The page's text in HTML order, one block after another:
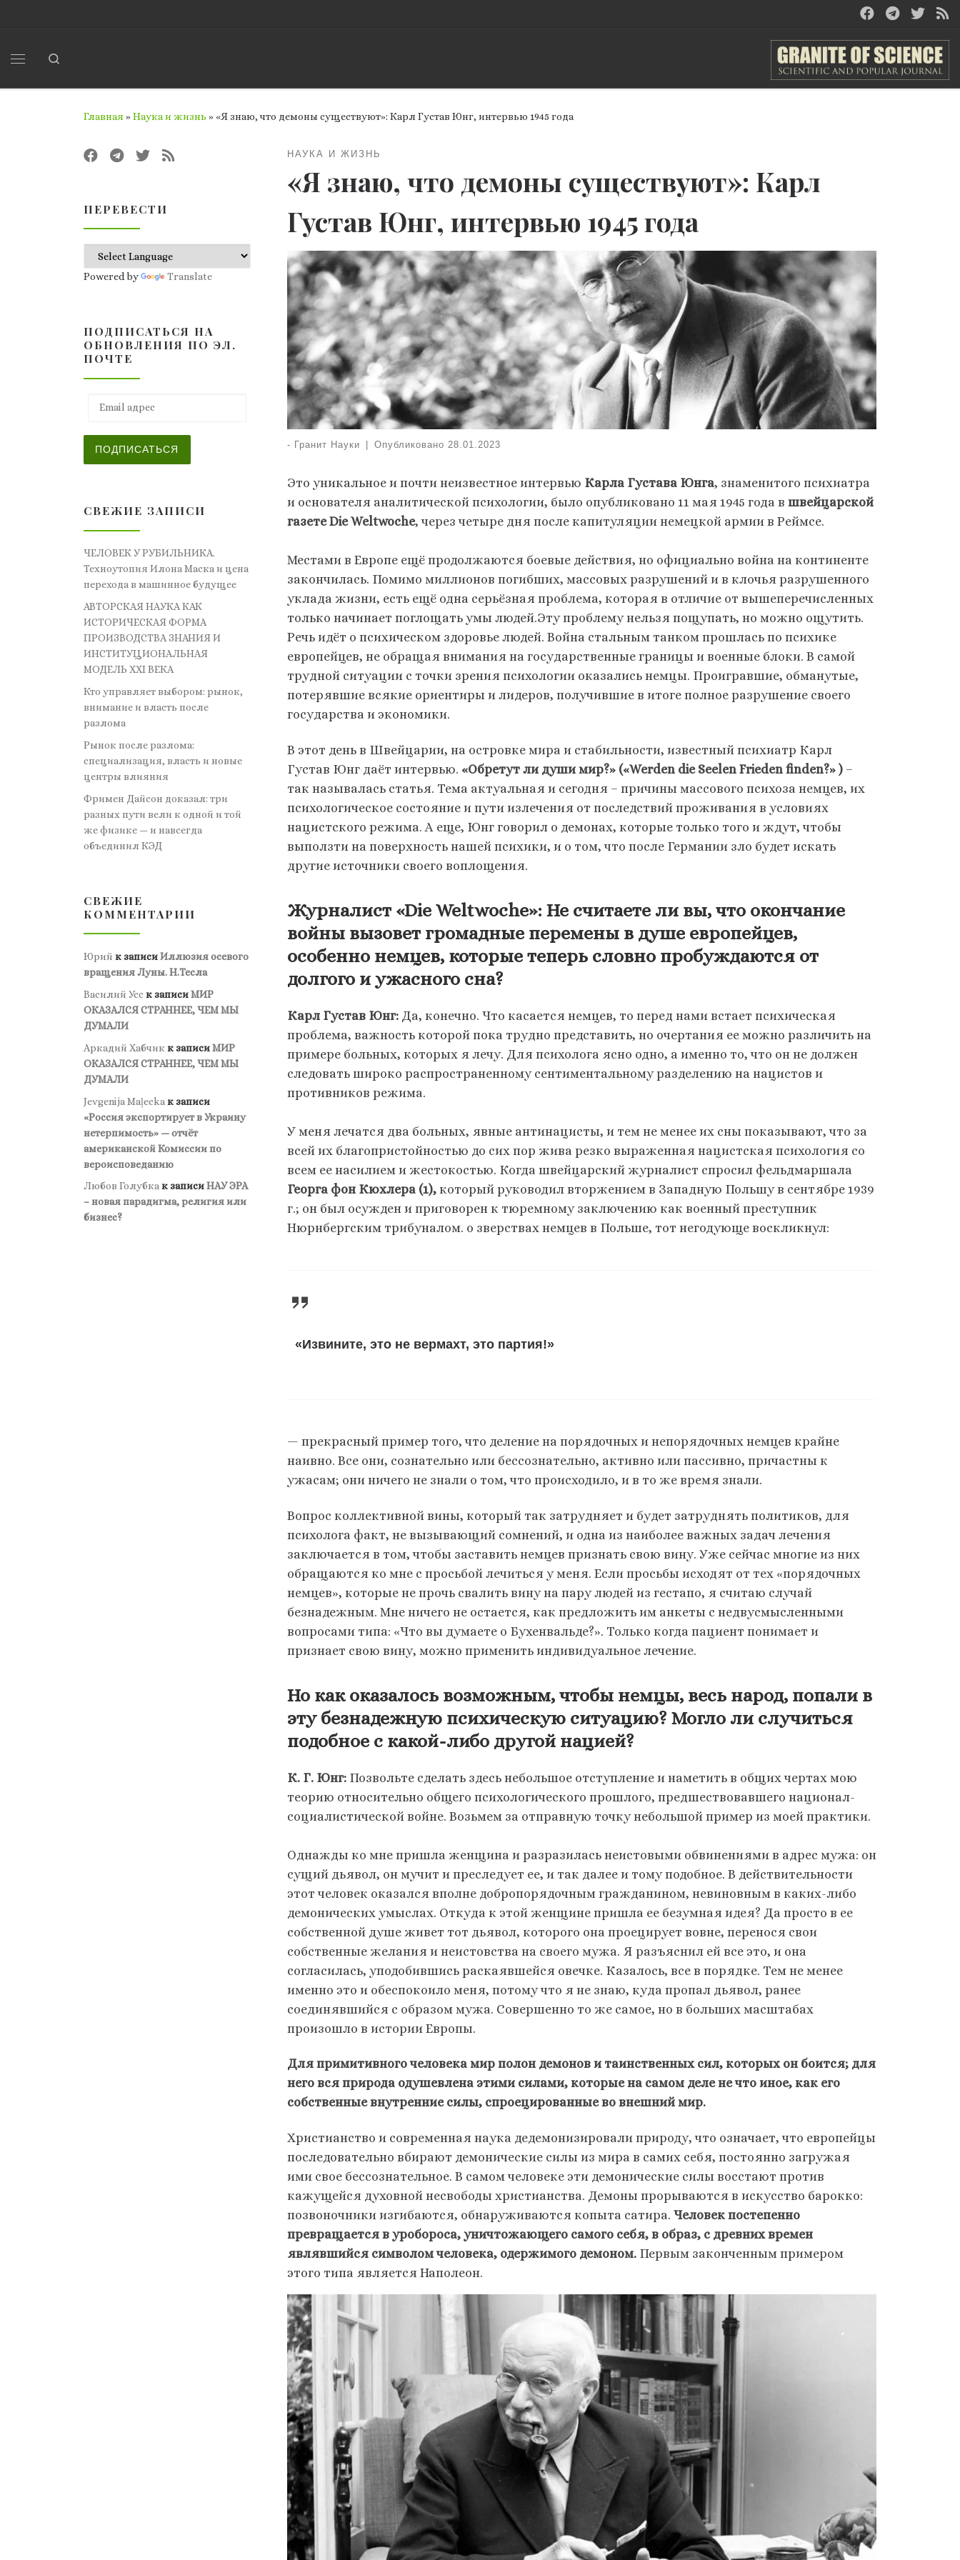
Главная »Наука и жизнь »«Я знаю, что демоны существуют»: Карл Густав Юнг, интервью 1945 года
НАУКА И ЖИЗНЬ
«Я знаю, что демоны существуют»: Карл
Густав Юнг, интервью 1945 года
- Гранит Науки Опубликовано 28.01.2023
Это уникальное и почти неизвестное интервью Карла Густава Юнга, знаменитого психиатра
и основателя аналитической психологии, было опубликовано 11 мая 1945 года в швейцарской
газете Die Weltwoche, через четыре дня после капитуляции немецкой армии в Реймсе.
Местами в Европе ещё продолжаются боевые действия, но официально война на континенте
закончилась. Помимо миллионов погибших, массовых разрушений и в клочья разрушенного
уклада жизни, есть ещё одна серьёзная проблема, которая в отличие от вышеперечисленных
только начинает поглощать умы людей.Эту проблему нельзя пощупать, но можно ощутить.
Речь идёт о психическом здоровье людей. Война стальным танком прошлась по психике
европейцев, не обращая внимания на государственные границы и военные блоки. В самой
трудной ситуации с точки зрения психологии оказались немцы. Проигравшие, обманутые,
потерявшие всякие ориентиры и лидеров, получившие в итоге полное разрушение своего
государства и экономики.
В этот день в Швейцарии, на островке мира и стабильности, известный психиатр Карл
Густав Юнг даёт интервью. «Обретут ли души мир?» («Werden die Seelen Frieden finden?» ) –
так называлась статья. Тема актуальная и сегодня – причины массового психоза немцев, их
психологическое состояние и пути излечения от последствий проживания в условиях
нацистского режима. А еще, Юнг говорил о демонах, которые только того и ждут, чтобы
выползти на поверхность нашей психики, и о том, что после Германии зло будет искать
другие источники своего воплощения.
Журналист «Die Weltwoche»: Не считаете ли вы, что окончание
войны вызовет громадные перемены в душе европейцев,
особенно немцев, которые теперь словно пробуждаются от
долгого и ужасного сна?
Карл Густав Юнг: Да, конечно. Что касается немцев, то перед нами встает психическая
проблема, важность которой пока трудно представить, но очертания ее можно различить на
примере больных, которых я лечу. Для психолога ясно одно, а именно то, что он не должен
следовать широко распространенному сентиментальному разделению на нацистов и
противников режима.
У меня лечатся два больных, явные антинацисты, и тем не менее их сны показывают, что за
всей их благопристойностью до сих пор жива резко выраженная нацистская психология со
всем ее насилием и жестокостью. Когда швейцарский журналист спросил фельдмаршала
Георга фон Кюхлера (1), который руководил вторжением в Западную Польшу в сентябре 1939
г.; он был осужден и приговорен к тюремному заключению как военный преступник
Нюрнбергским трибуналом. о зверствах немцев в Польше, тот негодующе воскликнул:
«Извините, это не вермахт, это партия!»
— прекрасный пример того, что деление на порядочных и непорядочных немцев крайне
наивно. Все они, сознательно или бессознательно, активно или пассивно, причастны к
ужасам; они ничего не знали о том, что происходило, и в то же время знали.
Вопрос коллективной вины, который так затрудняет и будет затруднять политиков, для
психолога факт, не вызывающий сомнений, и одна из наиболее важных задач лечения
заключается в том, чтобы заставить немцев признать свою вину. Уже сейчас многие из них
обращаются ко мне с просьбой лечиться у меня. Если просьбы исходят от тех «порядочных
немцев», которые не прочь свалить вину на пару людей из гестапо, я считаю случай
безнадежным. Мне ничего не остается, как предложить им анкеты с недвусмысленными
вопросами типа: «Что вы думаете о Бухенвальде?». Только когда пациент понимает и
признает свою вину, можно применить индивидуальное лечение.
Но как оказалось возможным, чтобы немцы, весь народ, попали в
эту безнадежную психическую ситуацию? Могло ли случиться
подобное с какой-либо другой нацией?
К. Г. Юнг: Позвольте сделать здесь небольшое отступление и наметить в общих чертах мою
теорию относительно общего психологического прошлого, предшествовавшего национал-
социалистической войне. Возьмем за отправную точку небольшой пример из моей практики.
Однажды ко мне пришла женщина и разразилась неистовыми обвинениями в адрес мужа: он
сущий дьявол, он мучит и преследует ее, и так далее и тому подобное. В действительности
этот человек оказался вполне добропорядочным гражданином, невиновным в каких-либо
демонических умыслах. Откуда к этой женщине пришла ее безумная идея? Да просто в ее
собственной душе живет тот дьявол, которого она проецирует вовне, перенося свои
собственные желания и неистовства на своего мужа. Я разъяснил ей все это, и она
согласилась, уподобившись раскаявшейся овечке. Казалось, все в порядке. Тем не менее
именно это и обеспокоило меня, потому что я не знаю, куда пропал дьявол, ранее
соединявшийся с образом мужа. Совершенно то же самое, но в больших масштабах
произошло в истории Европы.
Для примитивного человека мир полон демонов и таинственных сил, которых он боится; для
него вся природа одушевлена этими силами, которые на самом деле не что иное, как его
собственные внутренние силы, спроецированные во внешний мир.
Христианство и современная наука дедемонизировали природу, что означает, что европейцы
последовательно вбирают демонические силы из мира в самих себя, постоянно загружая
ими свое бессознательное. В самом человеке эти демонические силы восстают против
кажущейся духовной несвободы христианства. Демоны прорываются в искусство барокко:
позвоночники изгибаются, обнаруживаются копыта сатира. Человек постепенно
превращается в уробороса, уничтожающего самого себя, в образ, с древних времен
являвшийся символом человека, одержимого демоном. Первым законченным примером
этого типа является Наполеон.
ПЕРЕВЕСТИ
Powered by Translate
ПОДПИСАТЬСЯ НА
ОБНОВЛЕНИЯ ПО ЭЛ.
ПОЧТЕ
ПОДПИСАТЬСЯ
СВЕЖИЕ ЗАПИСИ
ЧЕЛОВЕК У РУБИЛЬНИКА.
Техноутопия Илона Маска и цена
перехода в машинное будущее
АВТОРСКАЯ НАУКА КАК
ИСТОРИЧЕСКАЯ ФОРМА
ПРОИЗВОДСТВА ЗНАНИЯ И
ИНСТИТУЦИОНАЛЬНАЯ
МОДЕЛЬ XXI ВЕКА
Кто управляет выбором: рынок,
внимание и власть после
разлома
Рынок после разлома:
специализация, власть и новые
центры влияния
Фримен Дайсон доказал: три
разных пути вели к одной и той
же физике — и навсегда
объединил КЭД
СВЕЖИЕ
КОММЕНТАРИИ
Юрий к записиИллюзия осевого
вращения Луны. Н.Тесла
Василий Усс к записиМИР
ОКАЗАЛСЯ СТРАННЕЕ, ЧЕМ МЫ
ДУМАЛИ
Аркадий Хабчик к записиМИР
ОКАЗАЛСЯ СТРАННЕЕ, ЧЕМ МЫ
ДУМАЛИ
Jevgenija Maļecka к записи
«Россия экспортирует в Украину
нетерпимость» — отчёт
американской Комиссии по
вероисповеданию
Любов Голубкак записиНАУ ЭРА
– новая парадигма, религия или
бизнес?